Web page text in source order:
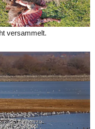
versammelt.